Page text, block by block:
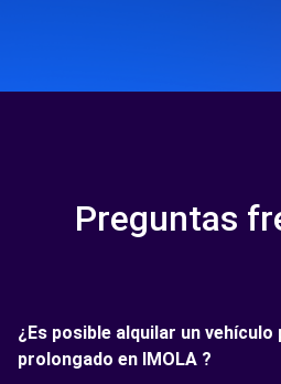
Preguntas
¿Es posible alquilar un vehículo
prolongado en IMOLA ?